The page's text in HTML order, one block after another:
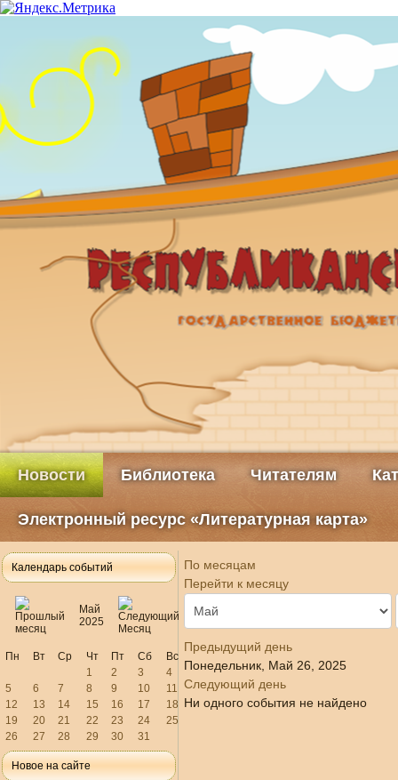
Новости Библиотека Читателям
Электронный ресурс «Литературная карта»
Календарь событий
Май
2025
Пн Вт Ср Чт Пт Сб
Вс
1
2 3
4
5
6 7 8 9 10
11
12
13 14 15 16 17
18
19
20 21 22 23 24
25
26
27 28 29 30 31
Новое на сайте
По месяцам
Перейти к месяцу
Предыдущий день
Понедельник, Май 26, 2025
Следующий день
Ни одного события не найдено